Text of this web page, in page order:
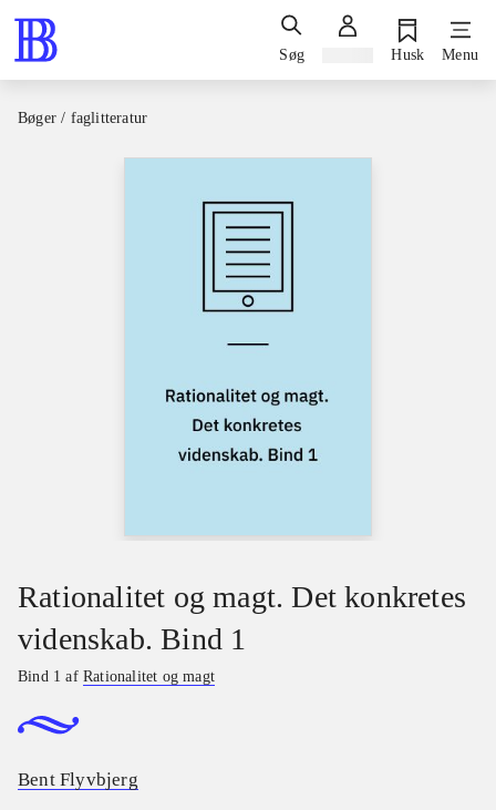
Søg Husk Menu
Bøger / faglitteratur
Rationalitet og magt. Det konkretes
videnskab. Bind 1
Bind 1 afRationalitet og magt
Bent Flyvbjerg